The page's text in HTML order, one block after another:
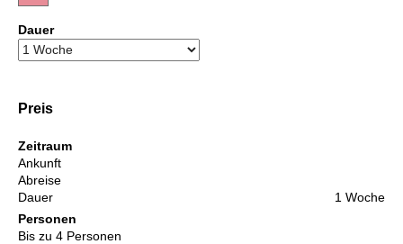
Dauer
Preis
Zeitraum
Ankunft
Abreise
Dauer
1 Woche
Personen
Bis zu 4 Personen